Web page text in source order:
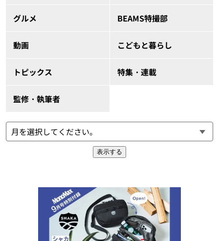
グルメ BEAMS特撮部
動画 こどもと暮らし
トピックス 特集・連載
監修・執筆者
表示する